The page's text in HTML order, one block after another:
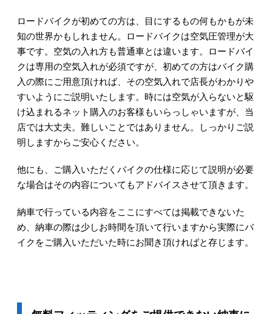
ロードバイクが初めての方は、目にするもの何もかもが未
知の世界かもしれません。ロードバイクは空気圧管理が大
事です。空気の入れ方も普通車とは違います。ロードバイ
クは専用の空気入れが必須ですが、初めての方はバイク購
入の際にご用意頂ければ、その空気入れで店長がわかりや
すいようにご説明いたします。時には空気が入らないと駆
け込まれるネット購入のお客様もいらっしゃいますが、当
店では大丈夫。難しいことではありません。しっかりご説
明しますからご安心ください。
他にも、ご購入いただくバイクの仕様に応じて説明が必要
な場合はその内容についてもアドバイスさせて頂きます。
納車で行っている内容をここにすべては掲載できないた
め、納車の際は少しお時間を頂いて行いますから実際にバ
イクをご購入いただいた時にお聞き頂ければと存じます。